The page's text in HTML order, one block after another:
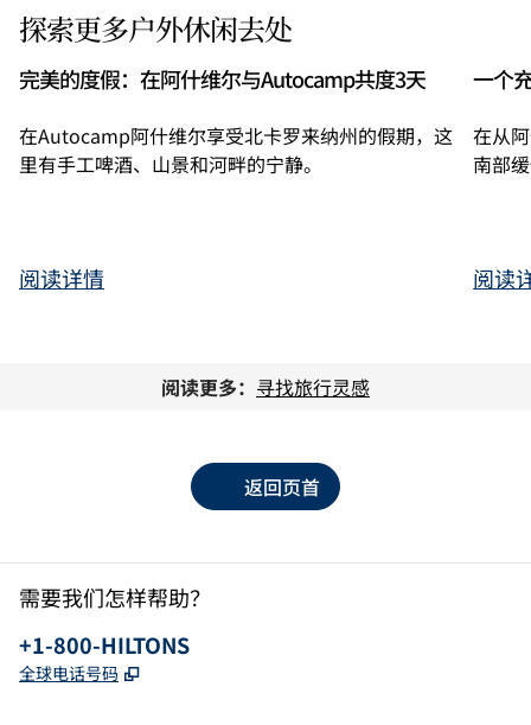
探索更多户外休闲去处
完美的度假：在阿什维尔与Autocamp共度3天
在Autocamp阿什维尔享受北卡罗来纳州的假期，这
里有手工啤酒、山景和河畔的宁静。
阅读详情
一个
在从
南部
阅读
阅读更多： 寻找旅行灵感
返回页首
需要我们怎样帮助？
电话：
+1-800-HILTONS
全球电话号码 ,